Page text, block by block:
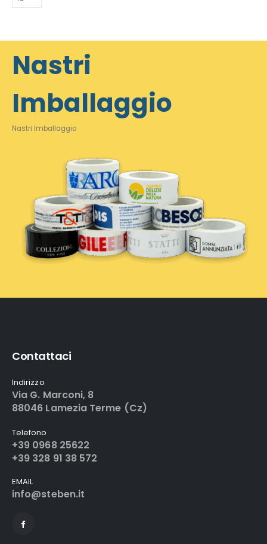
Nastri
Imballaggio
Nastri Imballaggio
Contattaci
Indirizzo
Via G. Marconi, 8
88046 Lamezia Terme (Cz)
Telefono
+39 0968 25622
+39 328 91 38 572
EMAIL
info@steben.it